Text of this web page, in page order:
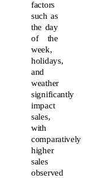
factors
such as
the day
of the
week,
holidays,
and
weather
significantly
impact
sales,
with
comparatively
higher
sales
observed